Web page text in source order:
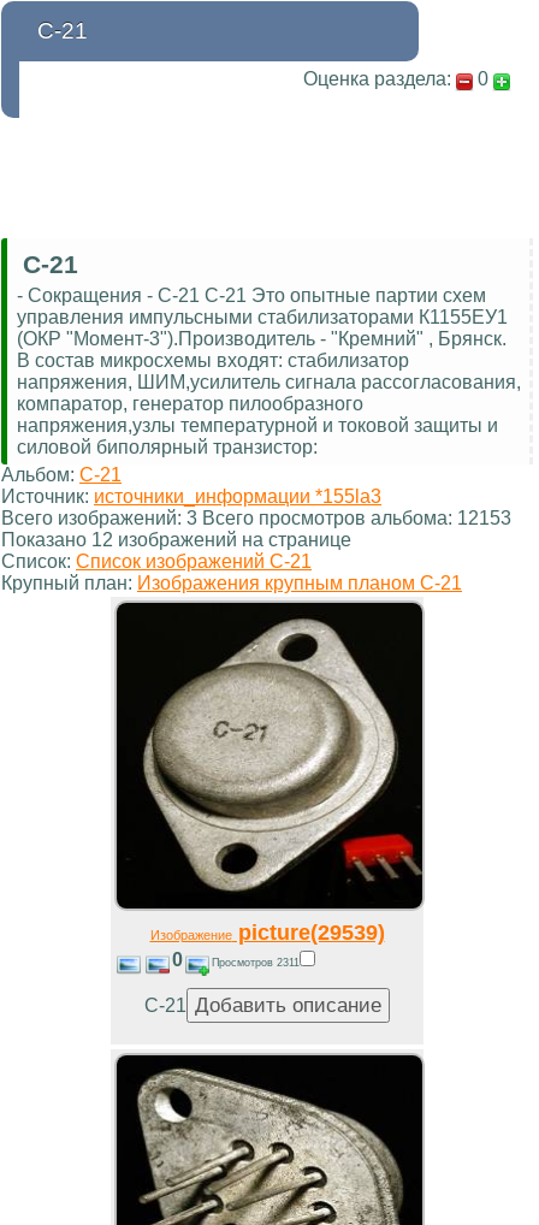
С-21
Оценка раздела: 0
С-21
- Сокращения - С-21 С-21 Это опытные партии схем
управления импульсными стабилизаторами К1155ЕУ1
(ОКР "Момент-3").Производитель - "Кремний" , Брянск.
В состав микросхемы входят: стабилизатор
напряжения, ШИМ,усилитель сигнала рассогласования,
компаратор, генератор пилообразного
напряжения,узлы температурной и токовой защиты и
силовой биполярный транзистор:
Альбом: С-21
Источник: источники_информации *155la3
Всего изображений: 3 Всего просмотров альбома: 12153
Показано 12 изображений на странице
Список: Список изображений С-21
Крупный план: Изображения крупным планом С-21
Изображениеpicture(29539)
0 Просмотров 2311
С-21